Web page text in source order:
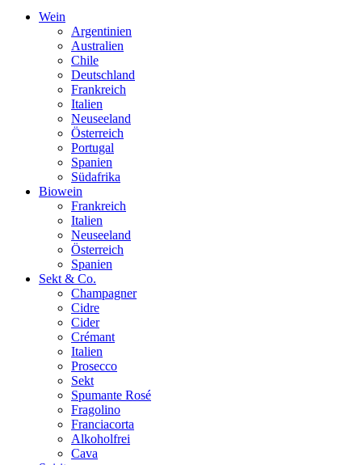
Wein
Argentinien
Australien
Chile
Deutschland
Frankreich
Italien
Neuseeland
Österreich
Portugal
Spanien
Südafrika
Biowein
Frankreich
Italien
Neuseeland
Österreich
Spanien
Sekt & Co.
Champagner
Cidre
Cider
Crémant
Italien
Prosecco
Sekt
Spumante Rosé
Fragolino
Franciacorta
Alkoholfrei
Cava